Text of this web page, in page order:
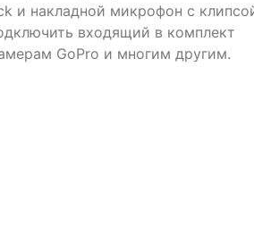
и накладной микрофон с
входящий в комплект
GoPro и многим другим.